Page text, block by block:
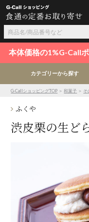
本体価格の1%G-Call
カテゴリーから探す
G-CallショッピングTOP ＞和菓子 ＞ そ
ふくや
渋皮栗の生ど